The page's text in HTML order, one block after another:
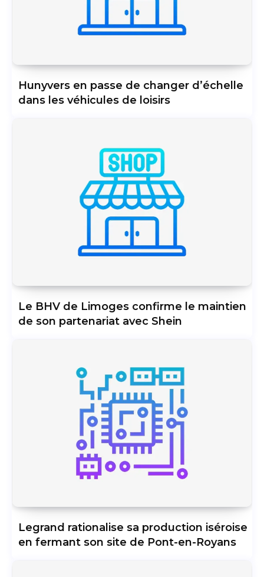
Hunyvers en passe de changer d’échelle
dans les véhicules de loisirs
Le BHV de Limoges confirme le maintien
de son partenariat avec Shein
Legrand rationalise sa production iséroise
en fermant son site de Pont-en-Royans